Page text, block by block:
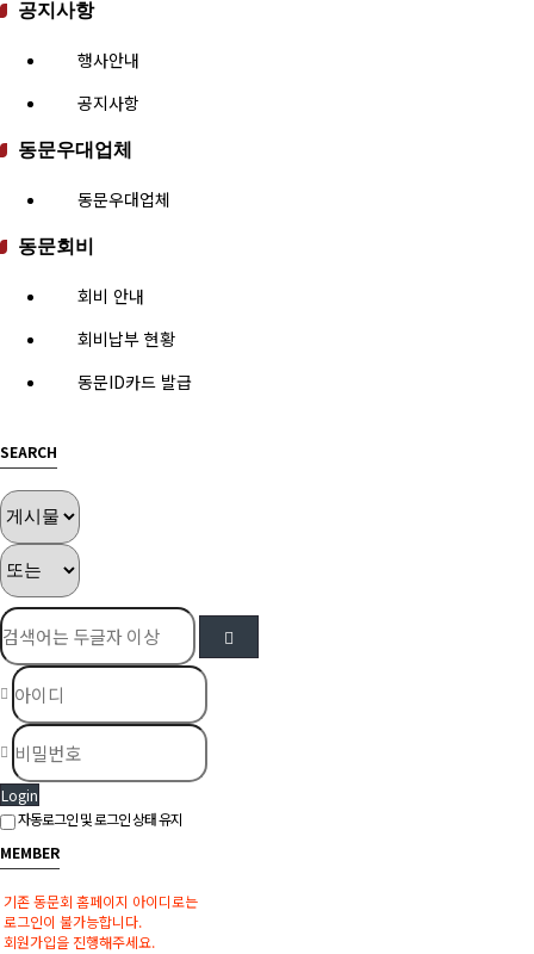
공지사항
행사안내
공지사항
동문우대업체
동문우대업체
동문회비
회비 안내
회비납부 현황
동문ID카드 발급
SEARCH
Login
자동로그인 및 로그인 상태 유지
MEMBER
기존 동문회 홈페이지 아이디로는
로그인이 불가능합니다.
회원가입을 진행해주세요.